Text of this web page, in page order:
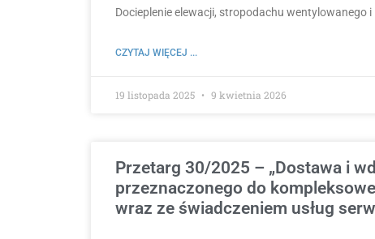
Docieplenie elewacji, stropodachu wentylowanego
CZYTAJ WIĘCEJ ...
19 listopada 2025 9 kwietnia 2026
Przetarg 30/2025 – „Dostawa i
przeznaczonego do
wraz ze świadczeniem usług